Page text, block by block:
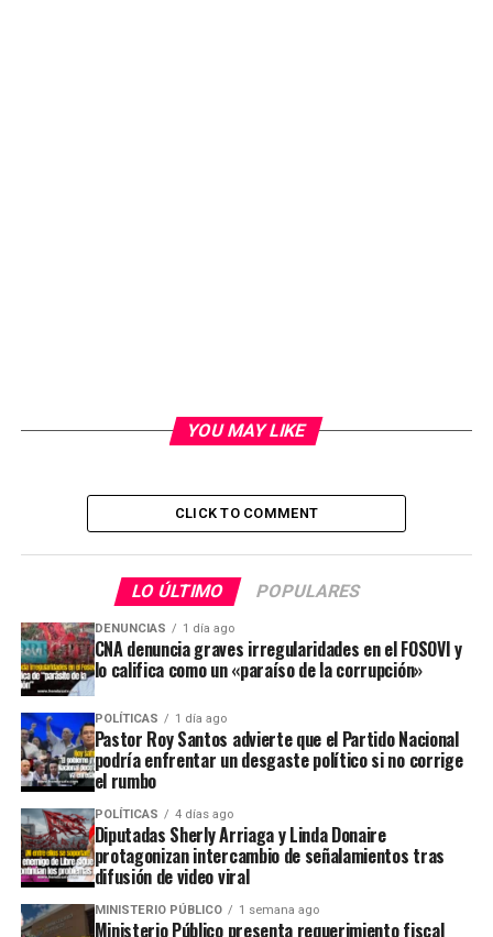
YOU MAY LIKE
CLICK TO COMMENT
LO ÚLTIMO POPULARES
DENUNCIAS 1 día ago
CNA denuncia graves irregularidades en el FOSOVI y
lo califica como un «paraíso de la corrupción»
POLÍTICAS 1 día ago
Pastor Roy Santos advierte que el Partido Nacional
podría enfrentar un desgaste político si no corrige
el rumbo
POLÍTICAS 4 días ago
Diputadas Sherly Arriaga y Linda Donaire
protagonizan intercambio de señalamientos tras
difusión de video viral
MINISTERIO PÚBLICO 1 semana ago
Ministerio Público presenta requerimiento fiscal